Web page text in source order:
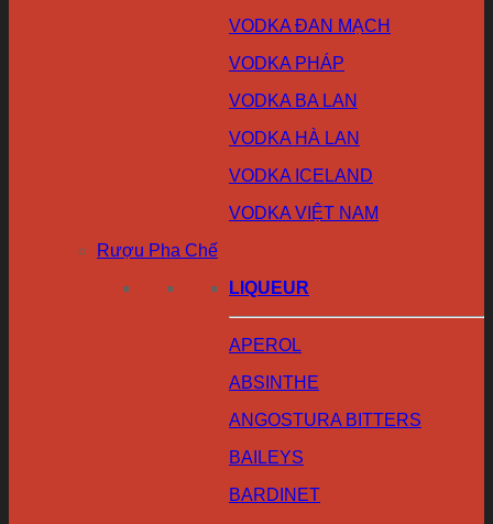
VODKA ĐAN MẠCH
VODKA PHÁP
VODKA BA LAN
VODKA HÀ LAN
VODKA ICELAND
VODKA VIỆT NAM
Rượu Pha Chế
LIQUEUR
APEROL
ABSINTHE
ANGOSTURA BITTERS
BAILEYS
BARDINET